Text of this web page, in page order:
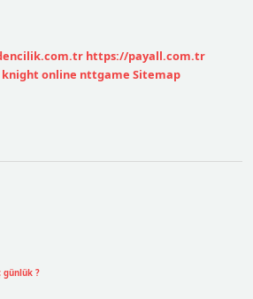
https://payall.com.tr
knight online nttgame Sitemap
günlük ?